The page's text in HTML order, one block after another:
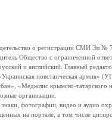
о регистрации СМИ Эл №
Общество с ограниченной
и английский. Главный
повстанческая
«Меджлис крымско-татарского
организации.
фотографии, видео и аудио
на портале, в том числе